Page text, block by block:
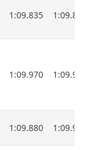
1:09.835 1:09.886
1:09.970 1:09.931
1:09.880 1:09.942